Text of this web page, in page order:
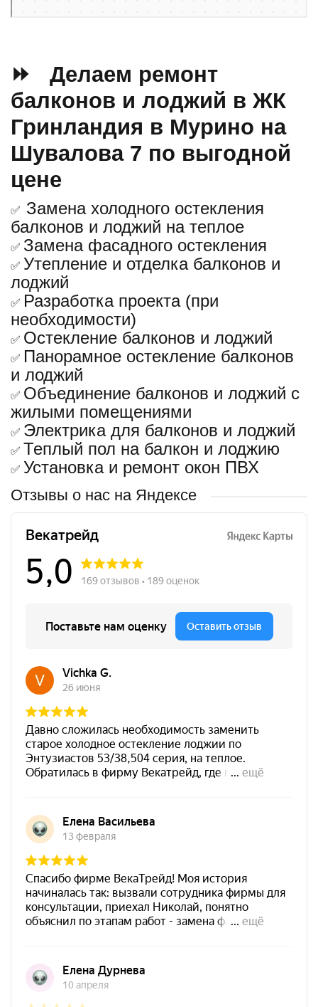
⏩ Делаем ремонт
балконов и лоджий в ЖК
Гринландия в Мурино на
Шувалова 7 по выгодной
цене
✅ Замена холодного остекления
балконов и лоджий на теплое
✅ Замена фасадного остекления
✅ Утепление и отделка балконов и
лоджий
✅ Разработка проекта (при
необходимости)
✅ Остекление балконов и лоджий
✅ Панорамное остекление балконов
и лоджий
✅ Объединение балконов и лоджий с
жилыми помещениями
✅ Электрика для балконов и лоджий
✅ Теплый пол на балкон и лоджию
✅ Установка и ремонт окон ПВХ
Отзывы о нас на Яндексе